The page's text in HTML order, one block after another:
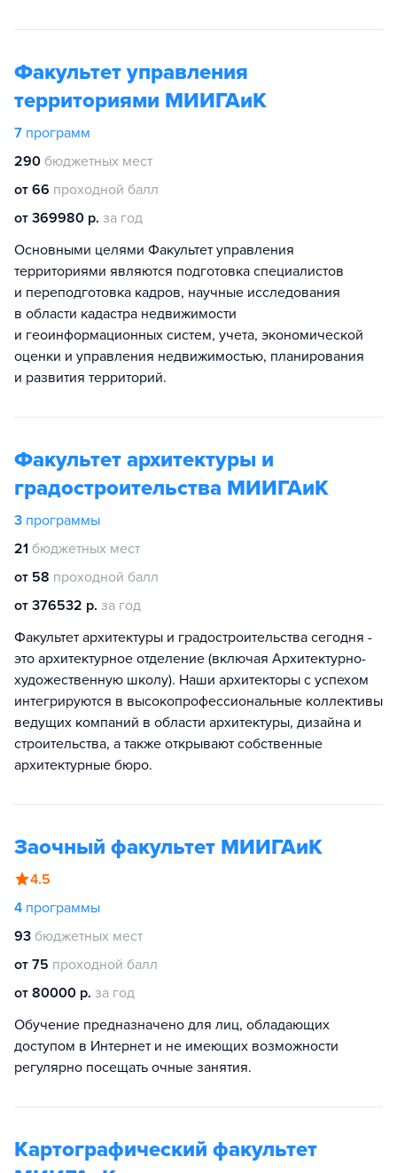
Факультет управления
территориями МИИГАиК
7 программ
290 бюджетных мест
от 66 проходной балл
от 369980 р. за год
Основными целями Факультет управления
территориями являются подготовка специалистов
и переподготовка кадров, научные исследования
в области кадастра недвижимости
и геоинформационных систем, учета, экономической
оценки и управления недвижимостью, планирования
и развития территорий.
Факультет архитектуры и
градостроительства МИИГАиК
3 программы
21 бюджетных мест
от 58 проходной балл
от 376532 р. за год
Факультет архитектуры и градостроительства сегодня -
это архитектурное отделение (включая Архитектурно-
художественную школу). Наши архитекторы с успехом
интегрируются в высокопрофессиональные коллективы
ведущих компаний в области архитектуры, дизайна и
строительства, а также открывают собственные
архитектурные бюро.
Заочный факультет МИИГАиК
4.5
4 программы
93 бюджетных мест
от 75 проходной балл
от 80000 р. за год
Обучение предназначено для лиц, обладающих
доступом в Интернет и не имеющих возможности
регулярно посещать очные занятия.
Картографический факультет